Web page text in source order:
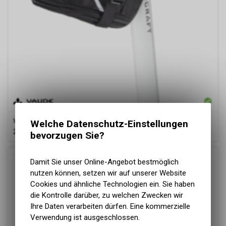
Vaude Tool Stick M - black
24.00 CHF
Welche Datenschutz-Einstellungen
bevorzugen Sie?
Damit Sie unser Online-Angebot bestmöglich
nutzen können, setzen wir auf unserer Website
Cookies und ähnliche Technologien ein. Sie haben
die Kontrolle darüber, zu welchen Zwecken wir
Ihre Daten verarbeiten dürfen. Eine kommerzielle
Verwendung ist ausgeschlossen.